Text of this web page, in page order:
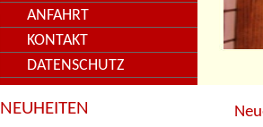
ANFAHRT
KONTAKT
DATENSCHUTZ
NEUHEITEN